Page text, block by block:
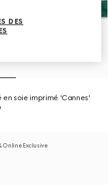
en soie imprimé 'Cannes'
Online Exclusive
DES